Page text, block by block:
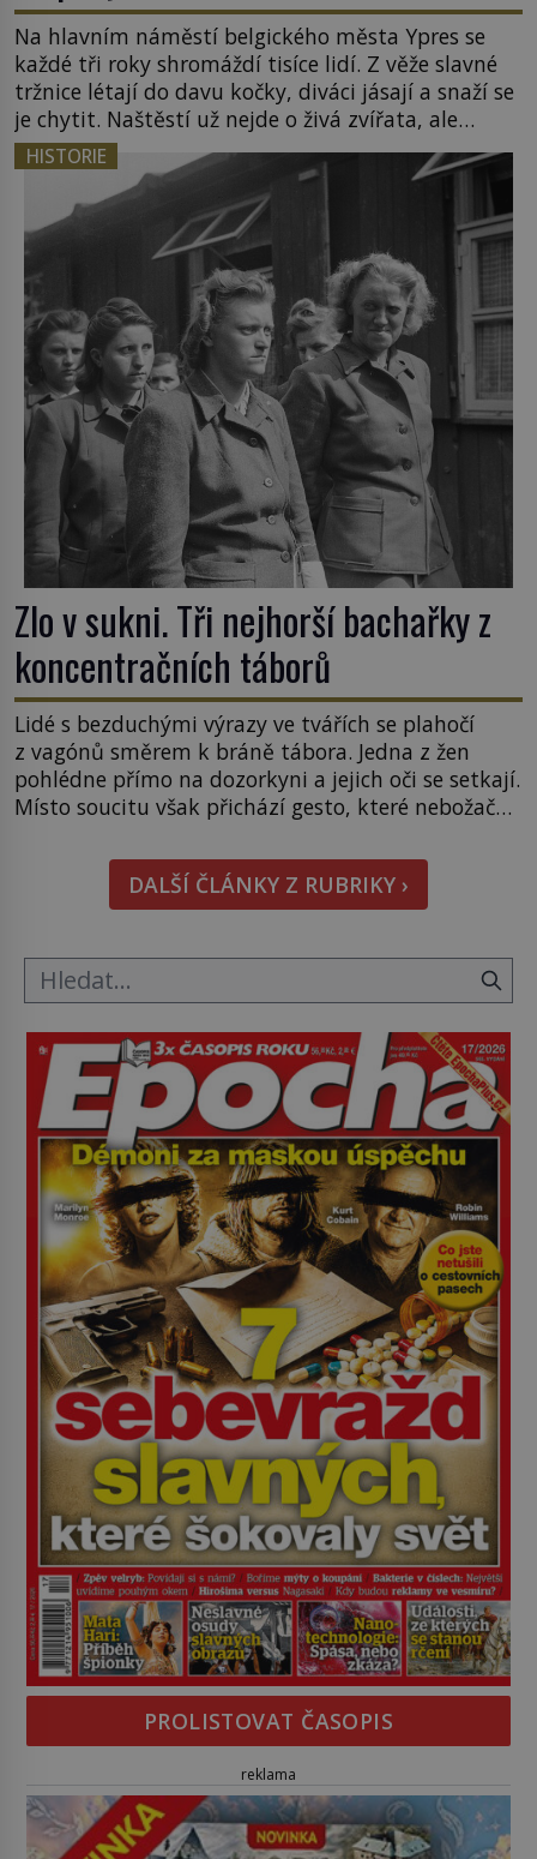
Na hlavním náměstí belgického města Ypres se
každé tři roky shromáždí tisíce lidí. Z věže slavné
tržnice létají do davu kočky, diváci jásají a snaží se
je chytit. Naštěstí už nejde o živá zvířata, ale
jenom o plyšové suvenýry. Kdysi to ale bylo jinak.
Tato veselá podívaná připomíná jeden z
nejpodivnějších a zároveň nejkrutějších zvyků […]
HISTORIE
Zlo v sukni. Tři nejhorší bachařky z
koncentračních táborů
Lidé s bezduchými výrazy ve tvářích se plahočí
z vagónů směrem k bráně tábora. Jedna z žen
pohlédne přímo na dozorkyni a jejich oči se setkají.
Místo soucitu však přichází gesto, které nebožačku
Rudolf Höss (1901–1947), Josef Mengele (1911–
1979) či Heinrich Himmler (1900–1945) zná každý,
o koho se historie jen otřela. Jenže […]
DALŠÍ ČLÁNKY Z RUBRIKY ›
PROLISTOVAT ČASOPIS
reklama